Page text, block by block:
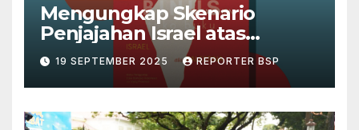
Mengungkap Skenario
Penjajahan Israel atas
Palestina dalam Buku Ilan
Pappé
19 SEPTEMBER 2025 REPORTER BSP